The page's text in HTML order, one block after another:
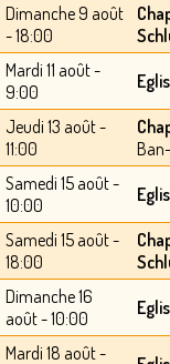
Dimanche 9 août
- 18:00
Mardi 11 août -
9:00
Jeudi 13 août -
11:00
Samedi 15 août -
10:00
Samedi 15 août -
18:00
Dimanche 16
août - 10:00
Mardi 18 août -